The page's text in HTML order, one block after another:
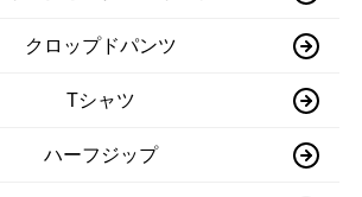
クロップドパンツ
Tシャツ
ハーフジップ